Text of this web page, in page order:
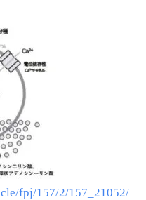
fpj/157/2/157_21052/